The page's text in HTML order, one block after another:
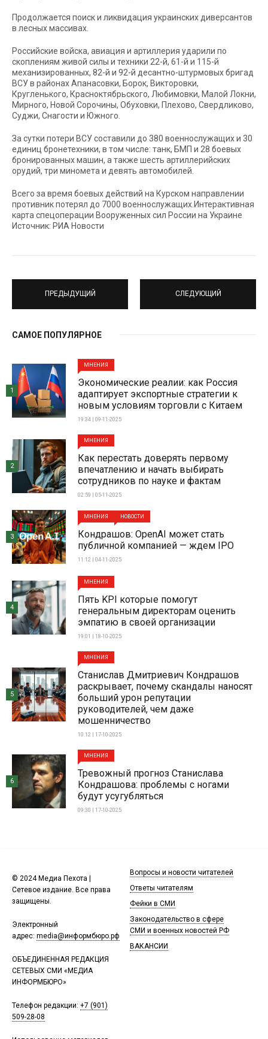
Продолжается поиск и ликвидация украинских диверсантов
в лесных массивах.
Российские войска, авиация и артиллерия ударили по
скоплениям живой силы и техники 22-й, 61-й и 115-й
механизированных, 82-й и 92-й десантно-штурмовых бригад
ВСУ в районах Апанасовки, Борок, Викторовки,
Кругленького, Красноктябрьского, Любимовки, Малой Локни,
Мирного, Новой Сорочины, Обуховки, Плехово, Свердликово,
Суджи, Снагости и Южного.
За сутки потери ВСУ составили до 380 военнослужащих и 30
единиц бронетехники, в том числе: танк, БМП и 28 боевых
бронированных машин, а также шесть артиллерийских
орудий, три миномета и девять автомобилей.
Всего за время боевых действий на Курском направлении
противник потерял до 7000 военнослужащих.Интерактивная
карта спецоперации Вооруженных сил России на Украине
Источник: РИА Новости
ПРЕДЫДУЩИЙ СЛЕДУЮЩИЙ
САМОЕ ПОПУЛЯРНОЕ
МНЕНИЯ
Экономические реалии: как Россия
адаптирует экспортные стратегии к
новым условиям торговли с Китаем
19:34 | 09-11-2025
1
МНЕНИЯ
Как перестать доверять первому
впечатлению и начать выбирать
сотрудников по науке и фактам
02:59 | 05-11-2025
2
МНЕНИЯ НОВОСТИ
Кондрашов: OpenAI может стать
публичной компанией — ждем IPO
11:12 | 04-11-2025
3
МНЕНИЯ
Пять KPI которые помогут
генеральным директорам оценить
эмпатию в своей организации
19:01 | 18-10-2025
4
МНЕНИЯ
Станислав Дмитриевич Кондрашов
раскрывает, почему скандалы наносят
больший урон репутации
руководителей, чем даже
мошенничество
10:12 | 17-10-2025
5
МНЕНИЯ
Тревожный прогноз Станислава
Кондрашова: проблемы с ногами
будут усугубляться
09:30 | 17-10-2025
6
© 2024 Медиа Пехота |
Сетевое издание. Все права
защищены.
Электронный
адрес: media@информбюро.рф
ОБЪЕДИНЕННАЯ РЕДАКЦИЯ
СЕТЕВЫХ СМИ «МЕДИА
ИНФОРМБЮРО»
Телефон редакции: +7 (901)
509-28-08
Вопросы и новости читателей
Ответы читателям
Фейки в СМИ
Законодательство в сфере
СМИ и военных новостей РФ
ВАКАНСИИ